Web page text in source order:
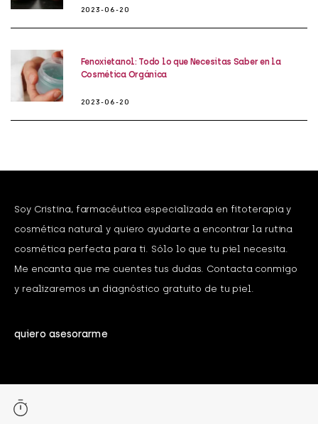
2023-06-20
Fenoxietanol: Todo lo que Necesitas Saber en la
Cosmética Orgánica
2023-06-20
Soy Cristina, farmacéutica especializada en fitoterapia y
cosmética natural y quiero ayudarte a encontrar la rutina
cosmética perfecta para ti. Sólo lo que tu piel necesita.
Me encanta que me cuentes tus dudas. Contacta conmigo
y realizaremos un diagnóstico gratuito de tu piel.
quiero asesorarme